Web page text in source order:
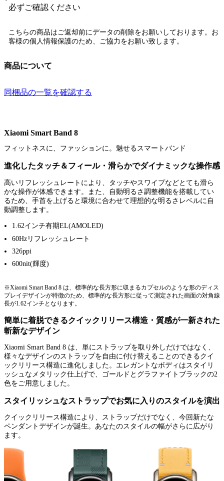
必ずご確認ください
こちらの商品はご返却前にデータの削除をお願いしております。お
客様の個人情報保護のため、ご協力をお願い致します。
商品について
同梱品の一覧を確認する
Xiaomi Smart Band 8
フィットネスに、ファッションに。魅せるスマートバンド
進化したタッチ＆フィール・滑らかでダイナミックな操作感
高いリフレッシュレートにより、タッチやスワイプなどとても滑ら
かな操作が体感できます。また、自動明るさ調整機能を搭載してい
るため、手首を上げると環境に合わせて理想的な明るさレベルに自
動調整します。
1.62インチ有期EL(AMOLED)
60Hzリフレッシュレート
326ppi
600nit(輝度)
※Xiaomi Smart Band 8 は、標準的な長方形に収まるカプセルのような形のディス
プレイデザインが特徴のため、標準的な長方形に従って測定された画面の対角線
長が1.62インチとなります。
簡単に着脱できるクイックリリース構造・質感が一新された
斬新なデザイン
Xiaomi Smart Band 8 は、単にストラップを取り外しだけではなく、
様々なデザインのストラップを自由に付け替えることのできるクイ
ックリリース構造に進化しました。エレガントなボディはスタイリ
ッシュなメタリック仕上げで、ゴールドとグラファイトブラックの2
色をご用意しました。
スタイリッシュなストラップでお気に入りのスタイルを演出
クイックリリース構造により、ストラップだけでなく、今回新たな
ペンダントデザインが誕生。あなたのスタイルの幅がさらに広がり
ます。